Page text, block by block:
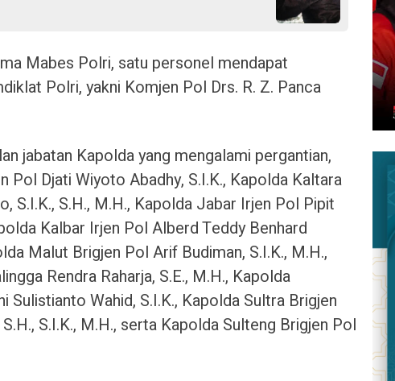
Mabes Polri, satu personel mendapat
Polri, yakni Komjen Pol Drs. R. Z. Panca
jabatan Kapolda yang mengalami pergantian,
Pol Djati Wiyoto Abadhy, S.I.K., Kapolda Kaltara
S.I.K., S.H., M.H., Kapolda Jabar Irjen Pol Pipit
Kalbar Irjen Pol Alberd Teddy Benhard
Malut Brigjen Pol Arif Budiman, S.I.K., M.H.,
Rendra Raharja, S.E., M.H., Kapolda
Sulistianto Wahid, S.I.K., Kapolda Sultra Brigjen
S.I.K., M.H., serta Kapolda Sulteng Brigjen Pol